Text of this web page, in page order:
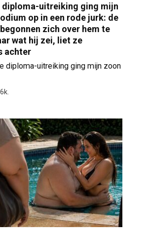
diploma-uitreiking ging mijn
op in een rode jurk: de
zich over hem te
wat hij zei, liet ze
achter
diploma-uitreiking ging mijn zoon